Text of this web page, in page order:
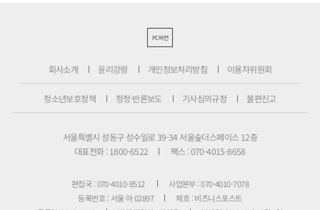
PC버전
회사소개 윤리강령 개인정보처리방침 이용자위원회
청소년보호정책 정정·반론보도 기사심의규정 불편신고
서울특별시 성동구 성수일로 39-34 서울숲더스페이스 12층
대표전화 : 1800-6522
팩스 : 070-4015-8658
편집국 : 070-4010-8512
사업본부 : 070-4010-7078
등록번호 : 서울 아 02897
제호 : 비즈니스포스트